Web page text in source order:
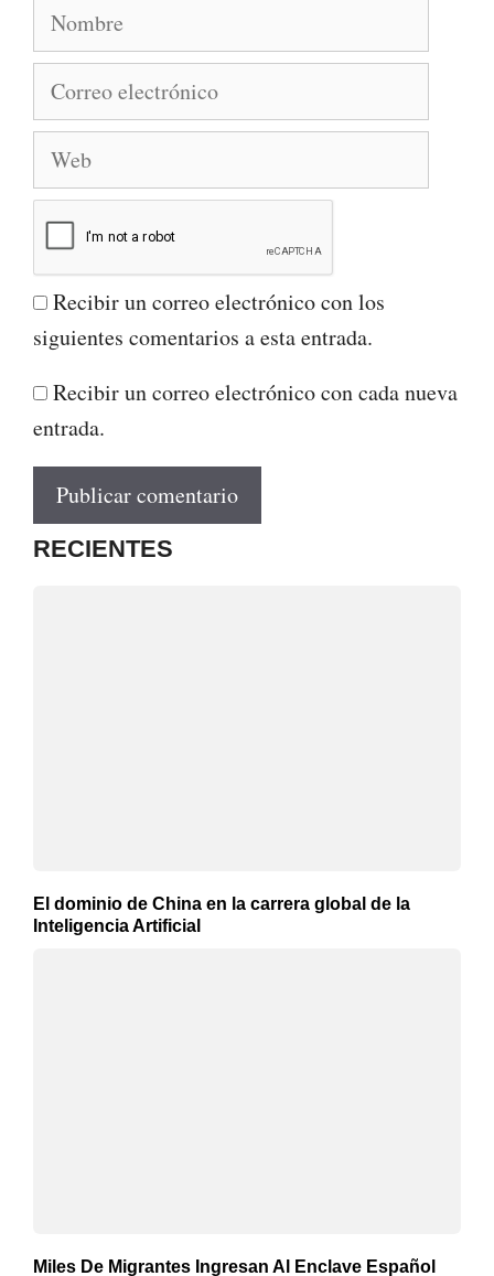
Nombre
Correo
electrónico
Web
Recibir un correo electrónico con los
siguientes comentarios a esta entrada.
Recibir un correo electrónico con cada nueva
entrada.
RECIENTES
El dominio de China en la carrera global de la
Inteligencia Artificial
Miles De Migrantes Ingresan Al Enclave Español